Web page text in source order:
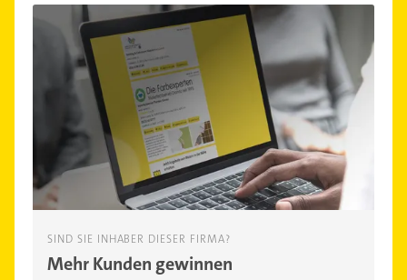
SIND SIE INHABER DIESER FIRMA?
Mehr Kunden gewinnen